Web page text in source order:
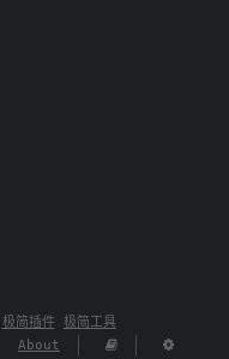
极简插件 极简工具
About